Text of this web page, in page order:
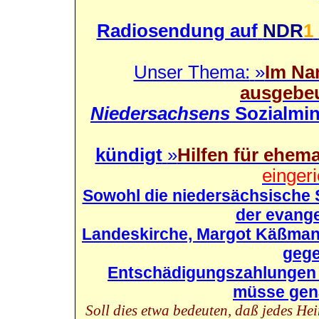
Radiosendung auf NDR1
Unser Thema: »Im
Niedersachsens
kündigt »Hilfen für
Sowohl die
der
Landeskirche, Margot
müsse
Soll dies etwa bedeuten, daß jedes